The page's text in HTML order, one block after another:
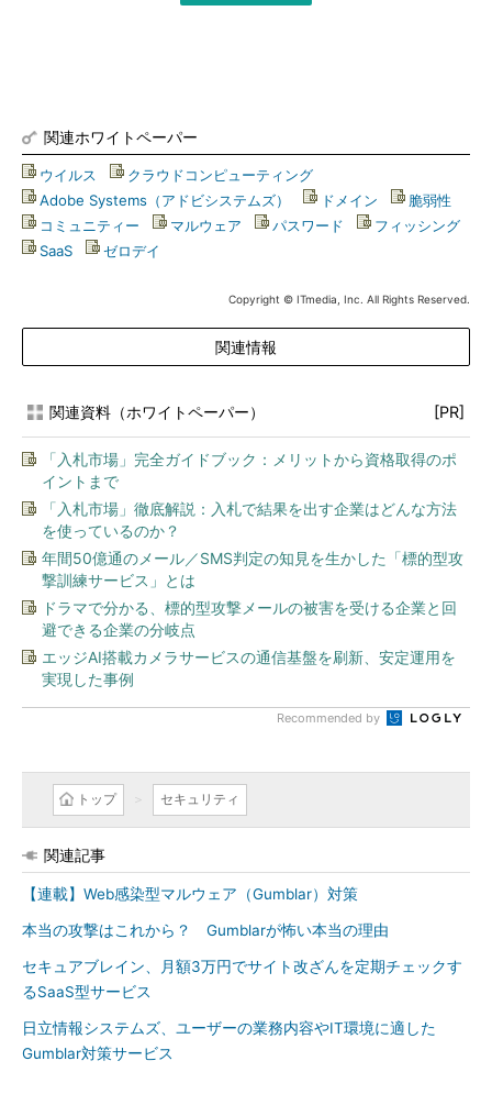
関連ホワイトペーパー
ウイルス クラウドコンピューティング
Adobe Systems（アドビシステムズ）
ドメイン 脆弱性
コミュニティー
マルウェア パスワード フィッシング
SaaS
ゼロデイ
Copyright © ITmedia, Inc. All Rights Reserved.
関連情報
関連資料（ホワイトペーパー） [PR]
「入札市場」完全ガイドブック：メリットから資格取得のポ
イントまで
「入札市場」徹底解説：入札で結果を出す企業はどんな方法
を使っているのか？
年間50億通のメール／SMS判定の知見を生かした「標的型攻
撃訓練サービス」とは
ドラマで分かる、標的型攻撃メールの被害を受ける企業と回
避できる企業の分岐点
エッジAI搭載カメラサービスの通信基盤を刷新、安定運用を
実現した事例
Recommended by
トップ セキュリティ
関連記事
【連載】Web感染型マルウェア（Gumblar）対策
本当の攻撃はこれから？ Gumblarが怖い本当の理由
セキュアブレイン、月額3万円でサイト改ざんを定期チェックす
るSaaS型サービス
日立情報システムズ、ユーザーの業務内容やIT環境に適した
Gumblar対策サービス